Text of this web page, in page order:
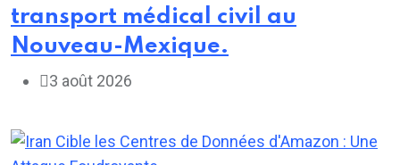
transport médical civil au
Nouveau-Mexique.
3 août 2026